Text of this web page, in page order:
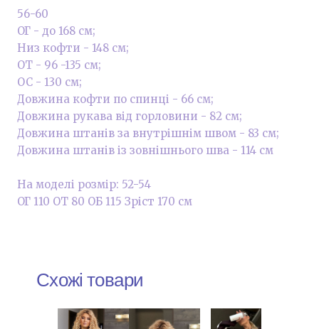
56-60
ОГ - до 168 см;
Низ кофти - 148 см;
ОТ - 96 -135 см;
ОС - 130 см;
Довжина кофти по спинці - 66 см;
Довжина рукава від горловини - 82 см;
Довжина штанів за внутрішнім швом - 83 см;
Довжина штанів із зовнішнього шва - 114 см
На моделі розмір: 52-54
ОГ 110 ОТ 80 ОБ 115 Зріст 170 см
Схожі товари